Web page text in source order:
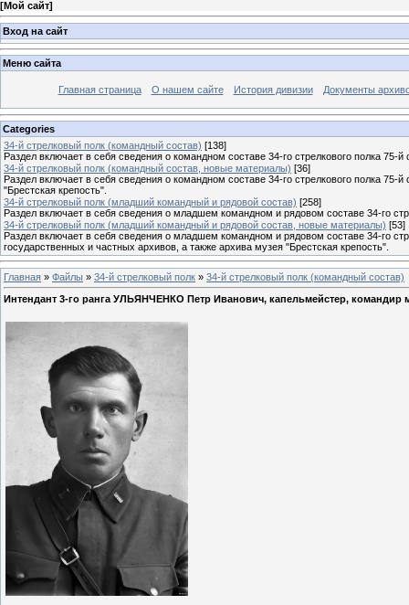
[Мой сайт]
Вход на сайт
Меню сайта
Главная страница О нашем сайте История дивизии Документы
Categories
34-й стрелковый полк (командный состав) [138]
Раздел включает в себя сведения о командном составе 34-го стрелкового полка 75-й
34-й стрелковый полк (командный состав, новые материалы) [36]
Раздел включает в себя сведения о командном составе 34-го стрелкового полка
"Брестская крепость".
34-й стрелковый полк (младший командный и рядовой состав) [258]
Раздел включает в себя сведения о младшем командном и рядовом составе 34-го
34-й стрелковый полк (младший командный и рядовой состав, новые материалы) [53]
Раздел включает в себя сведения о младшем командном и рядовом составе 34-го
государственных и частных архивов, а также архива музея "Брестская крепость".
Главная » Файлы » 34-й стрелковый полк » 34-й стрелковый полк (командный состав)
Интендант 3-го ранга УЛЬЯНЧЕНКО Петр Иванович, капельмейстер, командир